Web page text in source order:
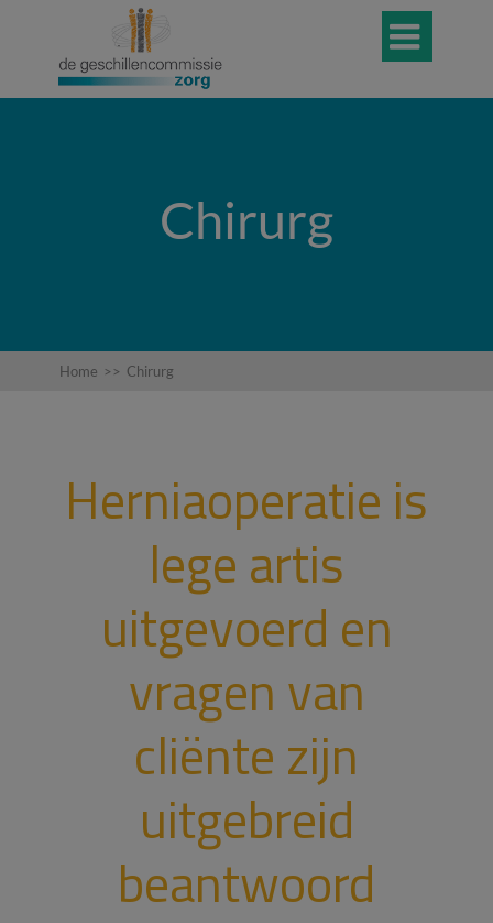

Chirurg
Home >> Chirurg
Herniaoperatie is
lege artis
uitgevoerd en
vragen van
cliënte zijn
uitgebreid
beantwoord